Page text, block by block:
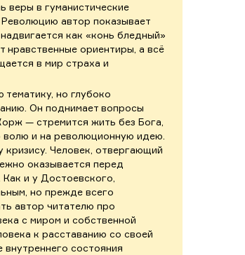
веры в гуманистические
автор показывает
как «конь бледный»
ориентиры, а всё
в мир страха и
но глубоко
Он поднимает вопросы
— стремится жить без Бога,
волю и на революционную идею.
Человек, отвергающий
оказывается перед
и у Достоевского,
но прежде всего
автор читателю про
с миром и собственной
к расставанию со своей
состояния